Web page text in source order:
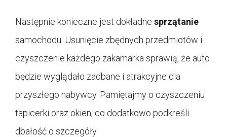
Następnie konieczne jest dokładne sprzątanie
samochodu. Usunięcie zbędnych przedmiotów i
czyszczenie każdego zakamarka sprawią, że auto
będzie wyglądało zadbane i atrakcyjne dla
przyszłego nabywcy. Pamiętajmy o czyszczeniu
tapicerki oraz okien, co dodatkowo podkreśli
dbałość o szczegóły.